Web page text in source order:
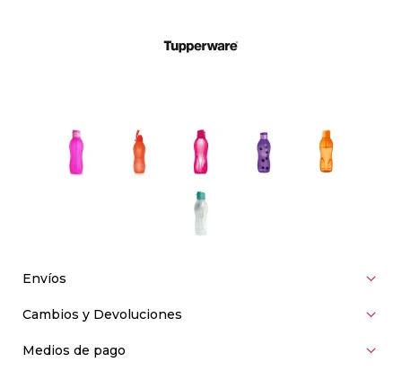
Envíos
Cambios y Devoluciones
Medios de pago